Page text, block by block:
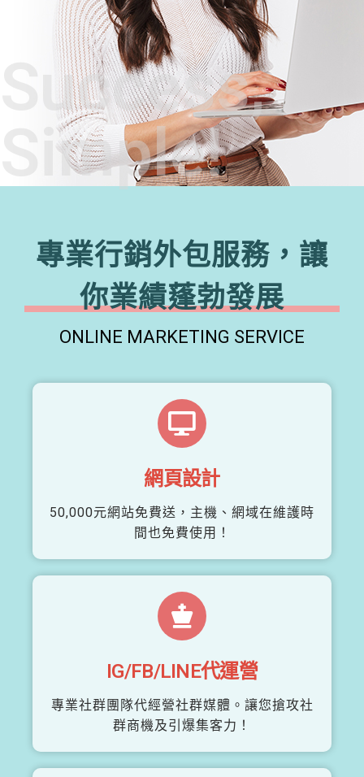
Success,
Simple!
專業行銷外包服務，讓
你業績蓬勃發展
ONLINE MARKETING SERVICE
網頁設計
50,000元網站免費送，主機、網域在維護時
間也免費使用！
IG/FB/LINE代運營
專業社群團隊代經營社群媒體。讓您搶攻社
群商機及引爆集客力！